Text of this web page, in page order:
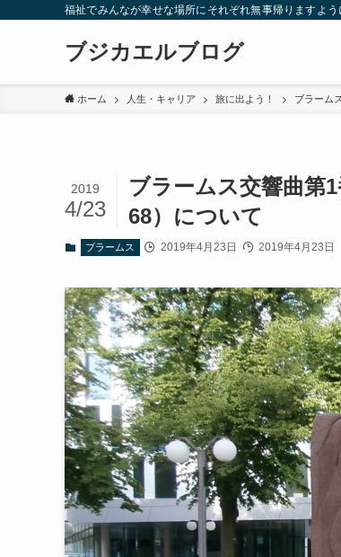
福祉でみんなが幸せな場所にそれぞれ無事帰りますよう
ブジカエルブログ
ホーム 人生・キャリア 旅に出よう！ ブラームス
ブラームス交響曲第
68）について
2019
4/23
ブラームス 2019年4月23日 2019年4月23日